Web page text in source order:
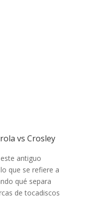
vs Crosley
antiguo
que se refiere a
qué separa
de tocadiscos